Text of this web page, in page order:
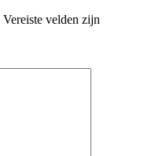
Vereiste velden zijn